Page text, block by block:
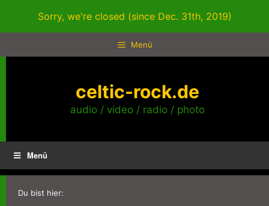
Sorry, we're closed (since Dec. 31th, 2019)
Menü
celtic-rock.de
audio / video / radio / photo
Menü
Du bist hier: